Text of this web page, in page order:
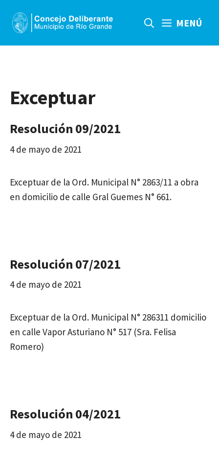
contenido
MENÚ
Exceptuar
Resolución 09/2021
4 de mayo de 2021
Exceptuar de la Ord. Municipal N° 2863/11 a obra
en domicilio de calle Gral Guemes N° 661.
Resolución 07/2021
4 de mayo de 2021
Exceptuar de la Ord. Municipal N° 286311 domicilio
en calle Vapor Asturiano N° 517 (Sra. Felisa
Romero)
Resolución 04/2021
4 de mayo de 2021